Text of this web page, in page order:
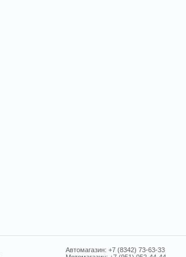
Автомагазин: +7 (8342) 73-63-33